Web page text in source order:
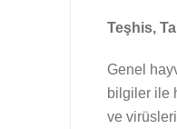
Teşhis,
Genel
bilgiler ile
ve